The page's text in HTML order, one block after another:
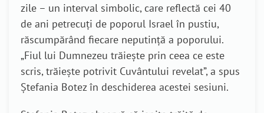
zile – un interval simbolic, care reflectă cei 40
de ani petrecuți de poporul Israel în pustiu,
răscumpărând fiecare neputință a poporului.
„Fiul lui Dumnezeu trăiește prin ceea ce este
scris, trăiește potrivit Cuvântului revelat”, a spus
Ștefania Botez în deschiderea acestei sesiuni.